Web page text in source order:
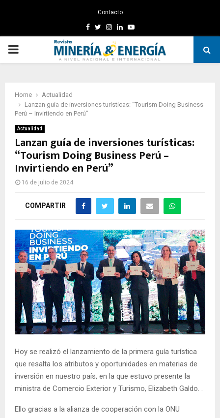
Contacto
Facebook
TwitterInstagram
LinkedinYoutube
PRIMARY
Home
Actualidad
Lanzan guía de inversiones turísticas: “Tourism Doing Business
Perú – Invirtiendo en Perú”
Actualidad
Lanzan guía de inversiones turísticas:
“Tourism Doing Business Perú –
Invirtiendo en Perú”
16 de julio de 2024
COMPARTIR
Hoy se realizó el lanzamiento de la primera guía turística
que resalta los atributos y oportunidades en materias de
inversión en nuestro país, en la que estuvo presente la
ministra de Comercio Exterior y Turismo, Elizabeth Galdo. .
Ello gracias a la alianza de cooperación con la ONU